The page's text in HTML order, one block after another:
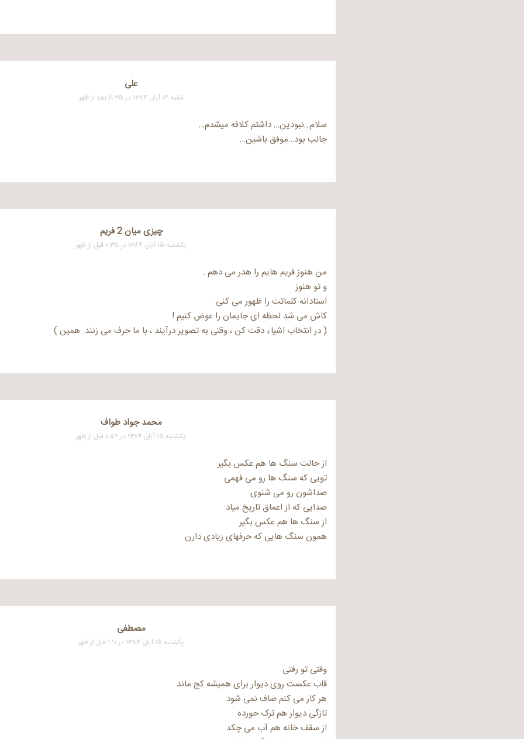
علی
شنبه ۱۴ آبان ۱۳۸۴ در ۱۱:۳۵ بعد از ظهر
سلام…نبودین… داشتم کلافه میشدم…
جالب بود…موفق باشین…
چیزی میان 2 فریم
یکشنبه ۱۵ آبان ۱۳۸۴ در ۰:۳۵ قبل از ظهر
من هنوز فریم هایم را هدر می دهم .
و تو هنوز
استادانه کلماتت را ظهور می کنی .
کاش می شد لحظه ای جایمان را عوض کنیم !
( در انتخاب اشیاء دقت کن ، وقتی به تصویر درآیند ، با ما حرف می زنند. همین )
محمد جواد طواف
یکشنبه ۱۵ آبان ۱۳۸۴ در ۰:۵۲ قبل از ظهر
از حالت سنگ ها هم عکس بگیر
تویی که سنگ ها رو می فهمی
صداشون رو می شنوی
صدایی که از اعماق تاریخ میاد
از سنگ ها هم عکس بگیر
همون سنگ هایی که حرفهای زیادی دارن
مصطفی
یکشنبه ۱۵ آبان ۱۳۸۴ در ۱:۱۱ قبل از ظهر
وقتی تو رفتی
قاب عکست روی دیوار برای همیشه کج ماند
هر کار می کنم صاف نمی شود
تازگی دیوار هم ترک حورده
از سقف خانه هم آب می چکد